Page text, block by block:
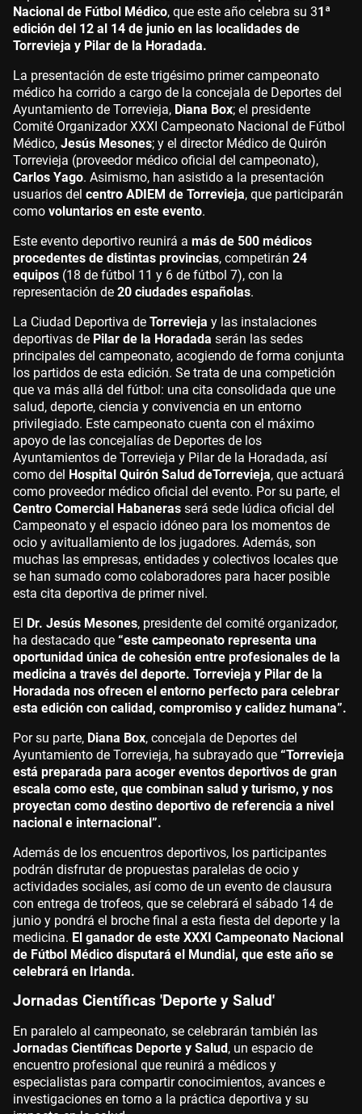
Nacional de Fútbol Médico, que este año celebra su 31ª
edición del 12 al 14 de junio en las localidades de
Torrevieja y Pilar de la Horadada.
La presentación de este trigésimo primer campeonato
médico ha corrido a cargo de la concejala de Deportes del
Ayuntamiento de Torrevieja, Diana Box; el presidente
Comité Organizador XXXI Campeonato Nacional de Fútbol
Médico, Jesús Mesones; y el director Médico de Quirón
Torrevieja (proveedor médico oficial del campeonato),
Carlos Yago. Asimismo, han asistido a la presentación
usuarios del centro ADIEM de Torrevieja, que participarán
como voluntarios en este evento.
Este evento deportivo reunirá a más de 500 médicos
procedentes de distintas provincias, competirán 24
equipos (18 de fútbol 11 y 6 de fútbol 7), con la
representación de 20 ciudades españolas.
La Ciudad Deportiva de Torrevieja y las instalaciones
deportivas de Pilar de la Horadada serán las sedes
principales del campeonato, acogiendo de forma conjunta
los partidos de esta edición. Se trata de una competición
que va más allá del fútbol: una cita consolidada que une
salud, deporte, ciencia y convivencia en un entorno
privilegiado. Este campeonato cuenta con el máximo
apoyo de las concejalías de Deportes de los
Ayuntamientos de Torrevieja y Pilar de la Horadada, así
como del Hospital Quirón Salud deTorrevieja, que actuará
como proveedor médico oficial del evento. Por su parte, el
Centro Comercial Habaneras será sede lúdica oficial del
Campeonato y el espacio idóneo para los momentos de
ocio y avituallamiento de los jugadores. Además, son
muchas las empresas, entidades y colectivos locales que
se han sumado como colaboradores para hacer posible
esta cita deportiva de primer nivel.
El Dr. Jesús Mesones, presidente del comité organizador,
ha destacado que “este campeonato representa una
oportunidad única de cohesión entre profesionales de la
medicina a través del deporte. Torrevieja y Pilar de la
Horadada nos ofrecen el entorno perfecto para celebrar
esta edición con calidad, compromiso y calidez humana”.
Por su parte, Diana Box, concejala de Deportes del
Ayuntamiento de Torrevieja, ha subrayado que “Torrevieja
está preparada para acoger eventos deportivos de gran
escala como este, que combinan salud y turismo, y nos
proyectan como destino deportivo de referencia a nivel
nacional e internacional”.
Además de los encuentros deportivos, los participantes
podrán disfrutar de propuestas paralelas de ocio y
actividades sociales, así como de un evento de clausura
con entrega de trofeos, que se celebrará el sábado 14 de
junio y pondrá el broche final a esta fiesta del deporte y la
medicina. El ganador de este XXXI Campeonato Nacional
de Fútbol Médico disputará el Mundial, que este año se
celebrará en Irlanda.
Jornadas Científicas 'Deporte y Salud'
En paralelo al campeonato, se celebrarán también las
Jornadas Científicas Deporte y Salud, un espacio de
encuentro profesional que reunirá a médicos y
especialistas para compartir conocimientos, avances e
investigaciones en torno a la práctica deportiva y su